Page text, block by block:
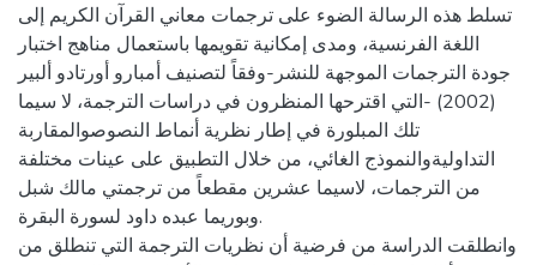
تسلط هذه الرسالة الضوء على ترجمات معاني القرآن الكريم إلى
اللغة الفرنسية، ومدى إمكانية تقويمها باستعمال مناهج اختبار
جودة الترجمات الموجهة للنشر-وفقاً لتصنيف أمبارو أورتادو ألبير
(2002) -التي اقترحها المنظرون في دراسات الترجمة، لا سيما
تلك المبلورة في إطار نظرية أنماط النصوصوالمقاربة
التداوليةوالنموذج الغائي، من خلال التطبيق على عينات مختلفة
من الترجمات، لاسيما عشرين مقطعاً من ترجمتي مالك شبل
وبوريما عبده داود لسورة البقرة.
وانطلقت الدراسة من فرضية أن نظريات الترجمة التي تنطلق من